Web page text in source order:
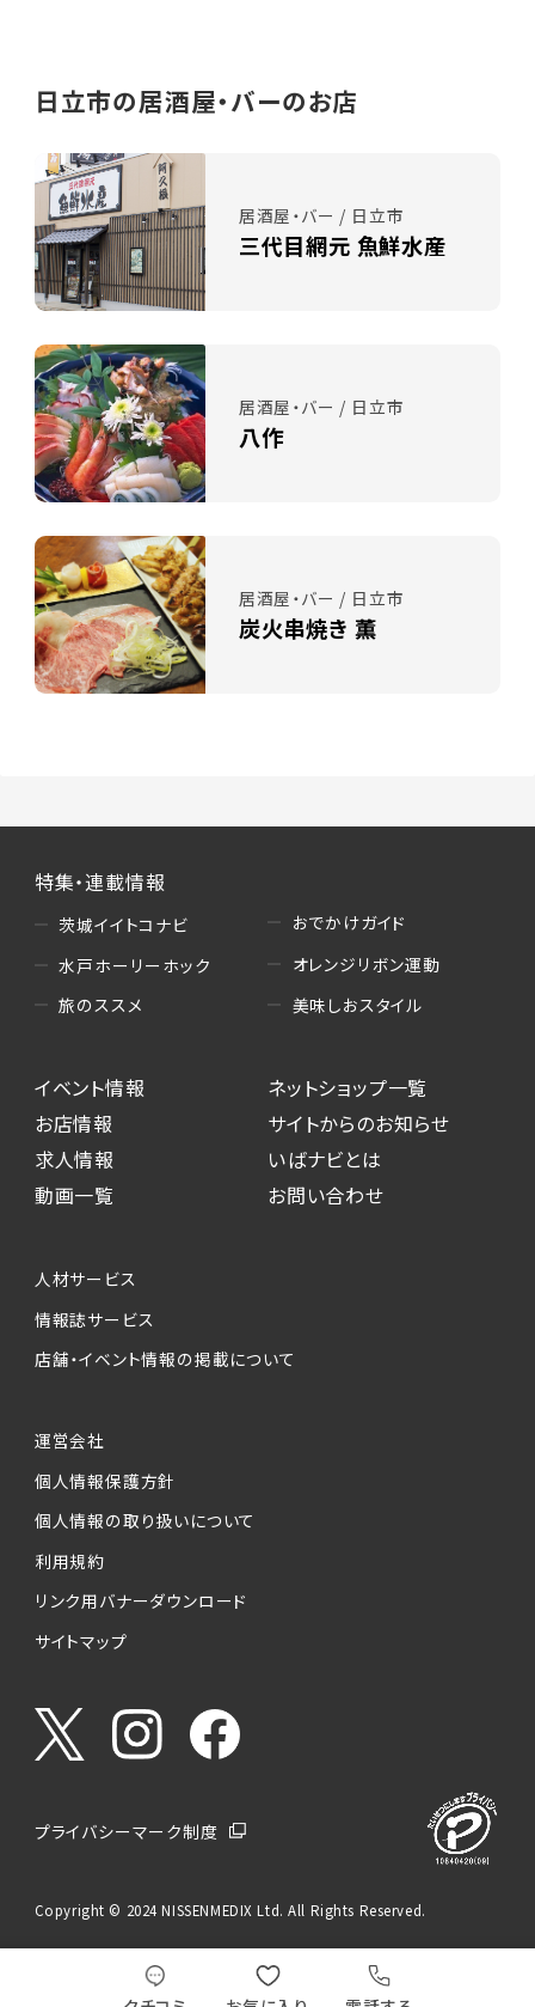
日立市の居酒屋・バーのお店
居酒屋・バー / 日立市
三代目網元 魚鮮水産
居酒屋・バー / 日立市
八作
居酒屋・バー / 日立市
炭火串焼き 薫
特集・連載情報
茨城イイトコナビ
水戸ホーリーホック
旅のススメ
おでかけガイド
オレンジリボン運動
美味しおスタイル
イベント情報
お店情報
求人情報
動画一覧
ネットショップ一覧
サイトからのお知らせ
いばナビとは
お問い合わせ
人材サービス
情報誌サービス
店舗・イベント情報の掲載について
運営会社
個人情報保護方針
個人情報の取り扱いについて
利用規約
リンク用バナーダウンロード
サイトマップ
プライバシーマーク制度
Copyright © 2024 NISSENMEDIX Ltd. All Rights Reserved.